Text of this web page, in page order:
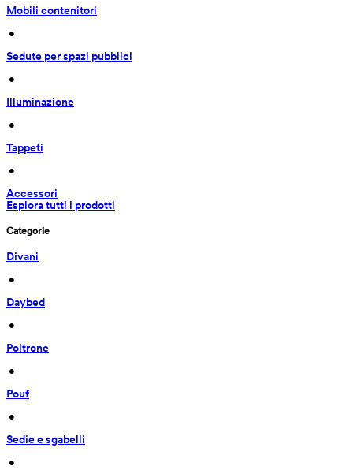
Mobili contenitori
•
Sedute per spazi pubblici
•
Illuminazione
•
Tappeti
•
Accessori
Esplora tutti i prodotti
Categorie
Divani
•
Daybed
•
Poltrone
•
Pouf
•
Sedie e sgabelli
•